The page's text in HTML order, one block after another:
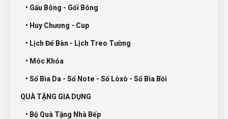
• Gấu Bông - Gối Bông
• Huy Chương - Cup
• Lịch Để Bàn - Lịch Treo Tường
• Móc Khóa
• Sổ Bìa Da - Sổ Note - Sổ Lòxò - Sổ Bìa Bồi
QUÀ TẶNG GIA DỤNG
• Bộ Quà Tặng Nhà Bếp